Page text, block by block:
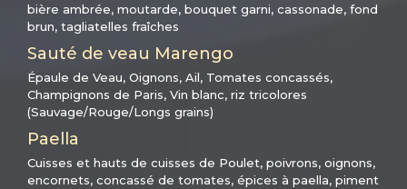
bière ambrée, moutarde, bouquet garni, cassonade, fond
brun, tagliatelles fraîches
Sauté de veau Marengo
Épaule de Veau, Oignons, Ail, Tomates concassés,
Champignons de Paris, Vin blanc, riz tricolores
(Sauvage/Rouge/Longs grains)
Paella
Cuisses et hauts de cuisses de Poulet, poivrons, oignons,
encornets, concassé de tomates, épices à paella, piment